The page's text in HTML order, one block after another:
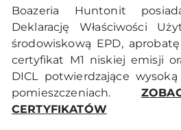
Boazeria Huntonit
Deklarację Właściwości
środowiskową EPD,
certyfikat M1 niskiej emisji
DICL potwierdzające
pomieszczeniach.
CERTYFIKATÓW